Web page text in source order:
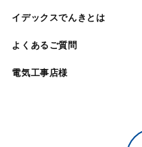
イデックスでんきとは
よくあるご質問
電気工事店様